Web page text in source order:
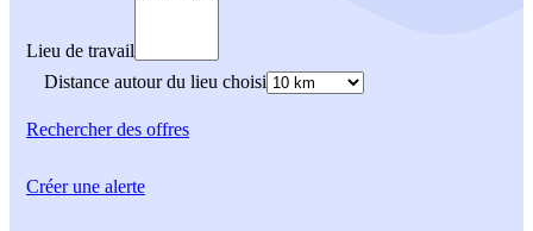
Lieu de travail
Distance autour du lieu choisi
Rechercherdes offres
Créer une alerte